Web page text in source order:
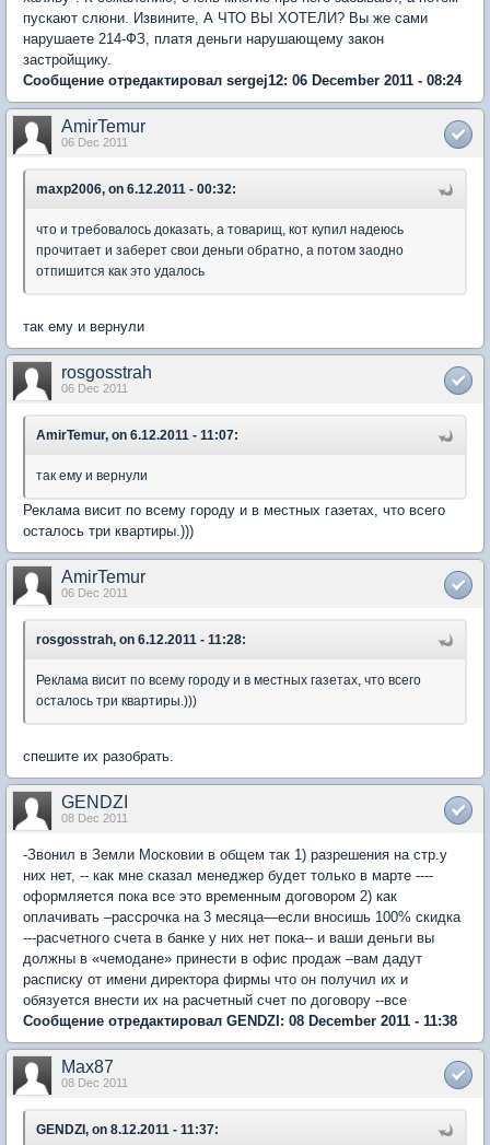
пускают слюни. Извините, А ЧТО ВЫ ХОТЕЛИ? Вы же сами
нарушаете 214-ФЗ, платя деньги нарушающему закон
застройщику.
Сообщение отредактировал sergej12: 06 December 2011 - 08:24
AmirTemur
06 Dec 2011
maxp2006, on 6.12.2011 - 00:32:
что и требовалось доказать, а товарищ, кот купил надеюсь
прочитает и заберет свои деньги обратно, а потом заодно
отпишится как это удалось
так ему и вернули
rosgosstrah
06 Dec 2011
AmirTemur, on 6.12.2011 - 11:07:
так ему и вернули
Реклама висит по всему городу и в местных газетах, что всего
осталось три квартиры.)))
AmirTemur
06 Dec 2011
rosgosstrah, on 6.12.2011 - 11:28:
Реклама висит по всему городу и в местных газетах, что всего
осталось три квартиры.)))
спешите их разобрать.
GENDZI
08 Dec 2011
-Звонил в Земли Московии в общем так 1) разрешения на стр.у
них нет, -- как мне сказал менеджер будет только в марте ----
оформляется пока все это временным договором 2) как
оплачивать –рассрочка на 3 месяца—если вносишь 100% скидка
---расчетного счета в банке у них нет пока-- и ваши деньги вы
должны в «чемодане» принести в офис продаж –вам дадут
расписку от имени директора фирмы что он получил их и
обязуется внести их на расчетный счет по договору --все
Сообщение отредактировал GENDZI: 08 December 2011 - 11:38
Max87
08 Dec 2011
GENDZI, on 8.12.2011 - 11:37: